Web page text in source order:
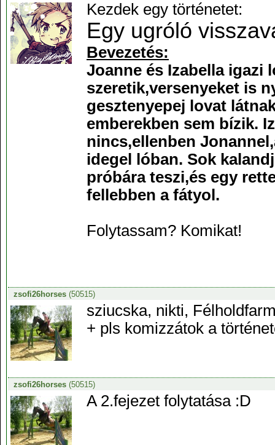
Kezdek egy történetet:
Egy ugróló
Bevezetés:
Joanne és Izabella igazi
szeretik,versenyeket is
gesztenyepej lovat
emberekben sem bízik.
nincs,ellenben
idegel lóban. Sok
próbára teszi,és egy
fellebben a fátyol.
Folytassam? Komikat!
zsofi26horses(50515)
sziucska, nikti,
+ pls komizzátok a
zsofi26horses(50515)
A 2.fejezet folytatása :D